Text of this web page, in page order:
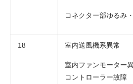
コネクター部ゆるみ
18 室内送風機系異常
室内ファンモーター
コントローラー故障